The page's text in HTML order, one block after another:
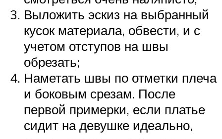
Выложить эскиз на выбранный
кусок материала, обвести, и с
учетом отступов на швы
обрезать;
Наметать швы по отметки плеча
и боковым срезам. После
первой примерки, если платье
сидит на девушке идеально,